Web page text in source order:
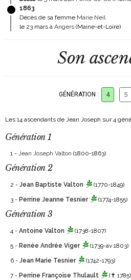
1863
Décès de sa femme Marie Neil
le 23 mars à Angers (Maine-et-Loire)
Son
GÉNÉRATION : 4 5
Les 14 ascendants de Jean Joseph sur 4
Génération 1
1 - Jean Joseph Valton (1800-1863)
Génération 2
2 - Jean Baptiste Valton (1770-1849)
3 - Perrine Jeanne Tesnier (1774-1855)
Génération 3
4 - Antoine Valton (1738-1807)
5 - Renée Andrée Viger (1739-av 1803)
6 - Jean Marie Tesnier (1742-1793)
7 - Perrine Françoise Thulault (✝ 1785)